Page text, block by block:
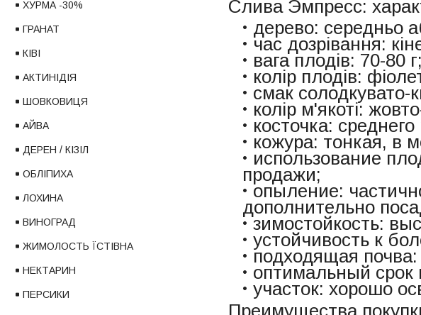
Слива Эмпресс:
дерево: середньо
час дозрівання:
вага плодів: 70-80 г;
колір плодів:
смак солодкувато-
колір м'якоті:
косточка:
кожура: тонкая, в
использование
продажи;
опыление:
дополнительно
зимостойкость:
устойчивость к
подходящая
оптимальный срок
участок: хорошо
ХУРМА -30%
ГРАНАТ
КІВІ
АКТИНІДІЯ
ШОВКОВИЦЯ
АЙВА
ДЕРЕН / КІЗІЛ
ОБЛІПИХА
ЛОХИНА
ВИНОГРАД
ЖИМОЛОСТЬ ЇСТІВНА
НЕКТАРИН
ПЕРСИКИ